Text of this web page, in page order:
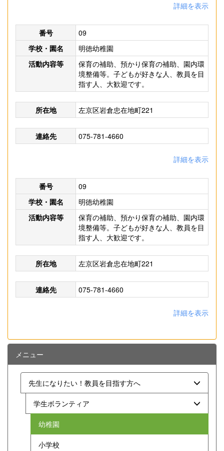
詳細を表示
番号
09
学校・園名
明徳幼稚園
活動内容等
保育の補助、預かり保育の補助、園内環
境整備等。子どもが好きな人、教員を目
指す人、大歓迎です。
所在地 左京区岩倉忠在地町221
連絡先 075-781-4660
詳細を表示
番号
09
学校・園名
明徳幼稚園
活動内容等
保育の補助、預かり保育の補助、園内環
境整備等。子どもが好きな人、教員を目
指す人、大歓迎です。
所在地 左京区岩倉忠在地町221
連絡先 075-781-4660
詳細を表示
メニュー
先生になりたい！教員を目指す方へ
学生ボランティア
幼稚園
小学校